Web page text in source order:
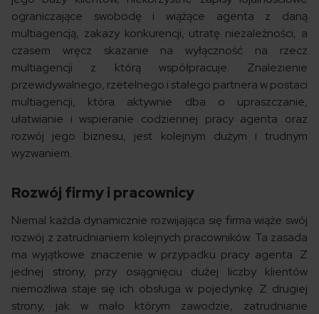
ograniczające swobodę i wiążące agenta z daną
multiagencją, zakazy konkurencji, utratę niezależności, a
czasem wręcz skazanie na wyłączność na rzecz
multiagencji z którą współpracuje. Znalezienie
przewidywalnego, rzetelnego i stałego partnera w postaci
multiagencji, która aktywnie dba o upraszczanie,
ułatwianie i wspieranie codziennej pracy agenta oraz
rozwój jego biznesu, jest kolejnym dużym i trudnym
wyzwaniem.
Rozwój firmy i pracownicy
Niemal każda dynamicznie rozwijająca się firma wiąże swój
rozwój z zatrudnianiem kolejnych pracowników. Ta zasada
ma wyjątkowe znaczenie w przypadku pracy agenta. Z
jednej strony, przy osiągnięciu dużej liczby klientów
niemożliwa staje się ich obsługa w pojedynkę. Z drugiej
strony, jak w mało którym zawodzie, zatrudnianie